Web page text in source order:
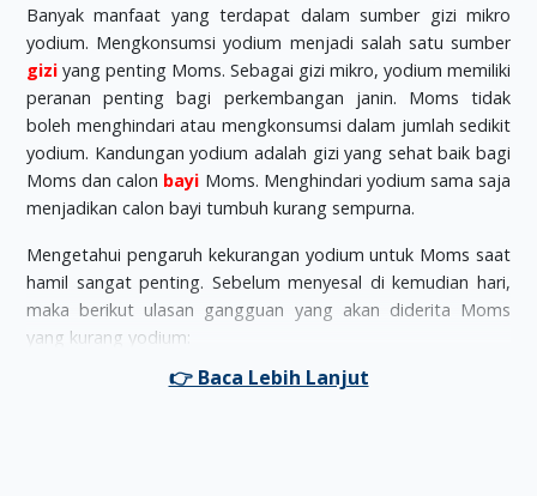
Banyak manfaat yang terdapat dalam sumber gizi mikro
yodium. Mengkonsumsi yodium menjadi salah satu sumber
gizi yang penting Moms. Sebagai gizi mikro, yodium memiliki
peranan penting bagi perkembangan janin. Moms tidak
boleh menghindari atau mengkonsumsi dalam jumlah sedikit
yodium. Kandungan yodium adalah gizi yang sehat baik bagi
Moms dan calon bayi Moms. Menghindari yodium sama saja
menjadikan calon bayi tumbuh kurang sempurna.
Mengetahui pengaruh kekurangan yodium untuk Moms saat
hamil sangat penting. Sebelum menyesal di kemudian hari,
maka berikut ulasan gangguan yang akan diderita Moms
yang kurang yodium:
Perkembangan neurologi pada janin Moms kurang